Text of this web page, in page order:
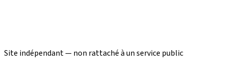
Site indépendant — non rattaché à un service public